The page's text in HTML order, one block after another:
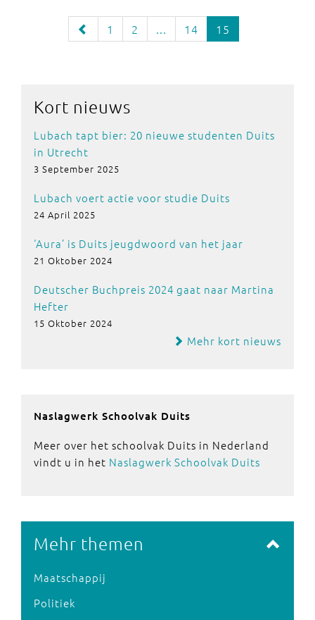
1 2 ... 14 15
Kort nieuws
Lubach tapt bier: 20 nieuwe studenten Duits
in Utrecht
3 September 2025
Lubach voert actie voor studie Duits
24 April 2025
‘Aura’ is Duits jeugdwoord van het jaar
21 Oktober 2024
Deutscher Buchpreis 2024 gaat naar Martina
Hefter
15 Oktober 2024
Mehr kort nieuws
Naslagwerk Schoolvak Duits
Meer over het schoolvak Duits in Nederland
vindt u in het Naslagwerk Schoolvak Duits
Mehr themen
Maatschappij
Politiek